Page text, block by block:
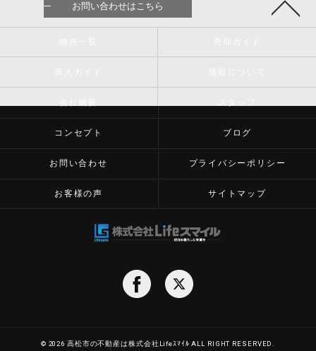
お問い合わせはこちら
コンセプト ブログ
お問い合わせ プライバシーポリシー
お客様の声 サイトマップ
© 2026 高松市の不動産は株式会社Lifeｽﾏｲﾙ ALL RIGHT RESERVED.